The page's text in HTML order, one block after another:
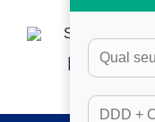
DAS 8H